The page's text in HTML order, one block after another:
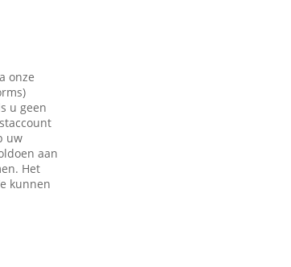
onze
u geen
uw
aan
Het
kunnen